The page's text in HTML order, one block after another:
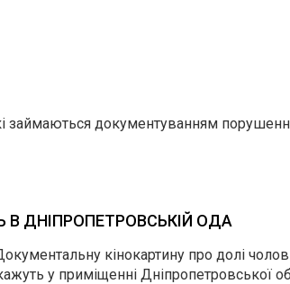
займаються документуванням
ДНІПРОПЕТРОВСЬКІЙ ОДА
кінокартину про долі
у приміщенні Дніпропетровської